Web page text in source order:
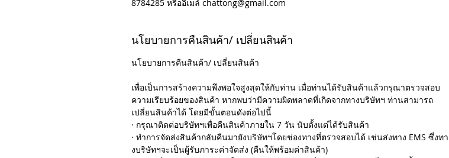
8784285 หรืออีเมล์ chattong@gmail.com
นโยบายการคืนสินค้า/ เปลี่ยนสินค้า
นโยบายการคืนสินค้า/ เปลี่ยนสินค้า
เพื่อเป็นการสร้างความพึงพอใจสูงสุดให้กับท่าน เมื่อท่านได้รับสินค้าแล้วกรุณาตรวจสอบ
ความเรียบร้อยของสินค้า หากพบว่ามีความผิดพลาดที่เกิดจากทางบริษัทฯ ท่านสามารถ
เปลี่ยนสินค้าได้ โดยมีขั้นตอนดังต่อไปนี้
· กรุณาติดต่อบริษัทฯเพื่อคืนสินค้าภายใน 7 วัน นับตั้งแต่ได้รับสินค้า
· ทำการจัดส่งสินค้ากลับคืนมายังบริษัทฯโดยช่องทางที่ตรวจสอบได้ เช่นส่งทาง EMS ซึ่งทา
งบริษัทฯจะเป็นผู้รับภาระค่าจัดส่ง (คืนให้พร้อมค่าสินค้า)